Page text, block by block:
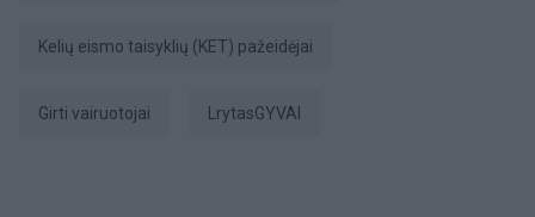
Kelių eismo taisyklių (KET) pažeidėjai
girti vairuotojai LrytasGYVAI